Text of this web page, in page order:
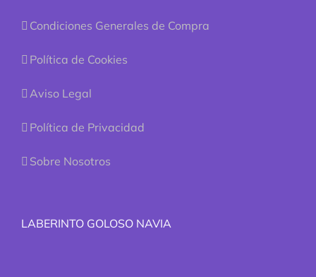
Condiciones Generales de Compra
Política de Cookies
Aviso Legal
Política de Privacidad
Sobre Nosotros
LABERINTO GOLOSO NAVIA